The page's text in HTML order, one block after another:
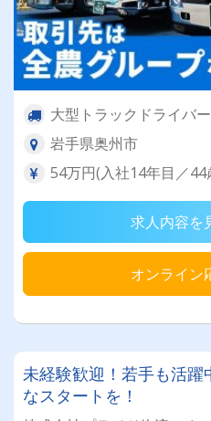
大型トラックドライバー
岩手県奥州市
54万円(入社14年目／
求人内容を
オンライン
未経験歓迎！若手も活躍
なスタートを！